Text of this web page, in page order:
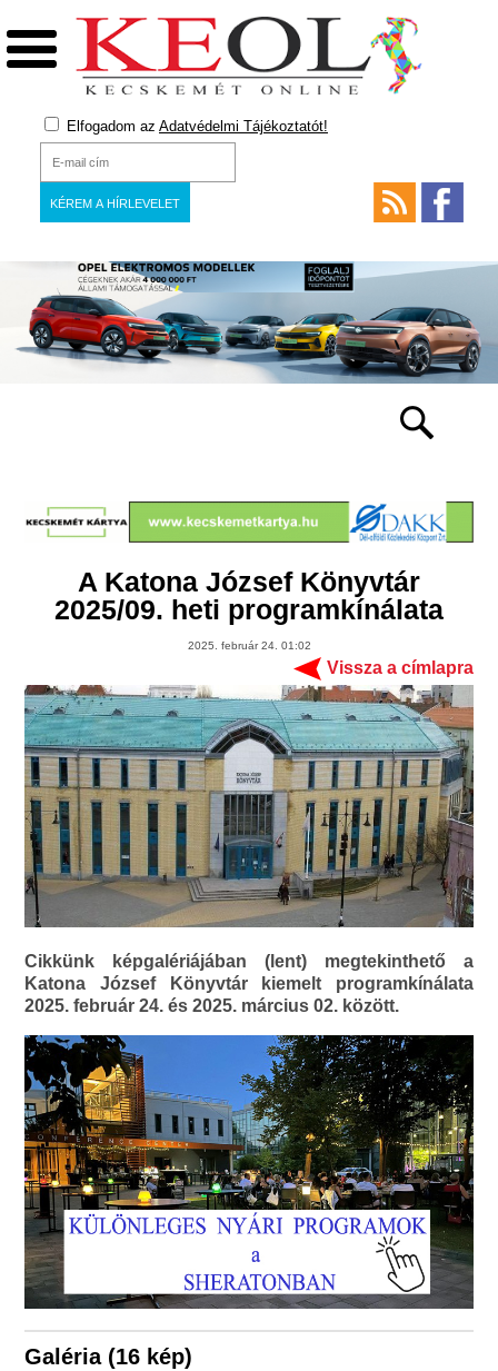
Elfogadom az Adatvédelmi Tájékoztatót!
A Katona József Könyvtár
2025/09. heti programkínálata
2025. február 24. 01:02
Vissza a címlapra
Cikkünk képgalériájában (lent) megtekinthető a
Katona József Könyvtár kiemelt programkínálata
2025. február 24. és 2025. március 02. között.
Galéria (16 kép)